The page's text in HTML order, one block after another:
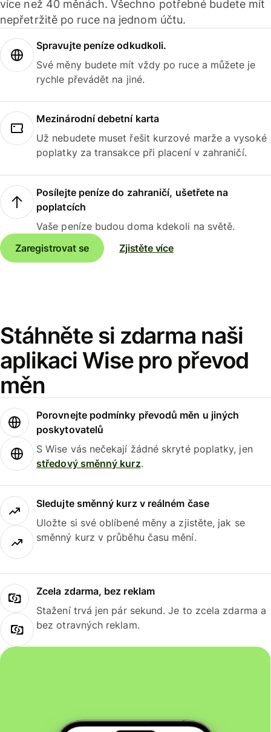
více než 40 měnách. Všechno potřebné budete mít
nepřetržitě po ruce na jednom účtu.
Spravujte peníze odkudkoli.
Své měny budete mít vždy po ruce a můžete je
rychle převádět na jiné.
Mezinárodní debetní karta
Už nebudete muset řešit kurzové marže a vysoké
poplatky za transakce při placení v zahraničí.
Posílejte peníze do zahraničí, ušetřete na
poplatcích
Vaše peníze budou doma kdekoli na světě.
Zaregistrovat se
Zjistěte více
Stáhněte si zdarma naši
aplikaci Wise pro převod
měn
Porovnejte podmínky převodů měn u jiných
poskytovatelů
S Wise vás nečekají žádné skryté poplatky, jen
středový směnný kurz.
Sledujte směnný kurz v reálném čase
Uložte si své oblíbené měny a zjistěte, jak se
směnný kurz v průběhu času mění.
Zcela zdarma, bez reklam
Stažení trvá jen pár sekund. Je to zcela zdarma a
bez otravných reklam.